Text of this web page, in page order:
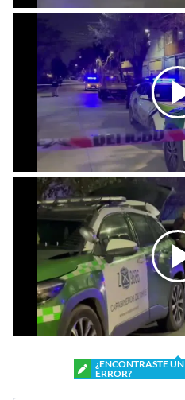
¿ENCONTRASTE UN
ERROR?